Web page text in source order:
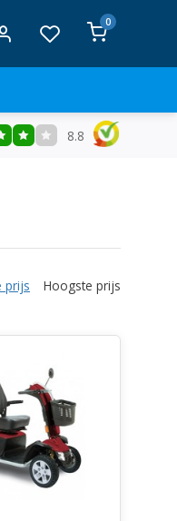
0
bezorging vanaf €50
8.8
prijs Hoogste prijs